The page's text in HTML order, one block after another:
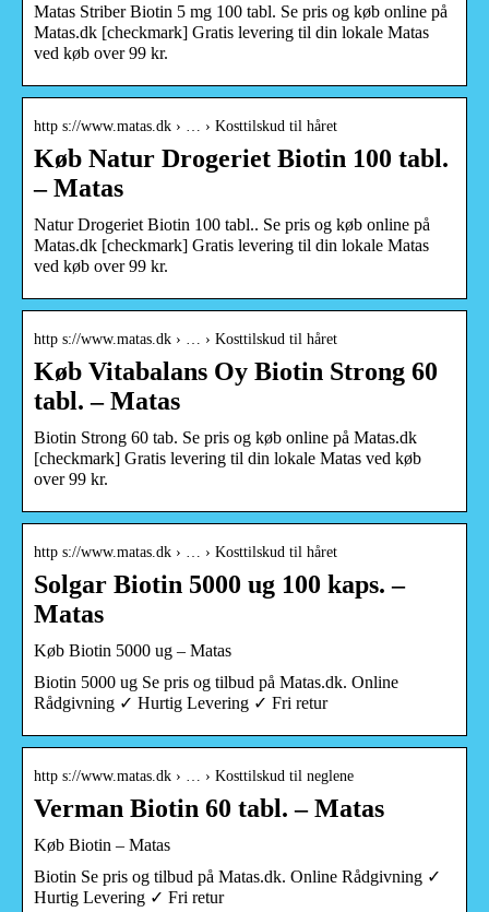
Matas Striber Biotin 5 mg 100 tabl. Se pris og køb online på
Matas.dk [checkmark] Gratis levering til din lokale Matas
ved køb over 99 kr.
http s://www.matas.dk › … › Kosttilskud til håret
Køb Natur Drogeriet Biotin 100 tabl.
– Matas
Natur Drogeriet Biotin 100 tabl.. Se pris og køb online på
Matas.dk [checkmark] Gratis levering til din lokale Matas
ved køb over 99 kr.
http s://www.matas.dk › … › Kosttilskud til håret
Køb Vitabalans Oy Biotin Strong 60
tabl. – Matas
Biotin Strong 60 tab. Se pris og køb online på Matas.dk
[checkmark] Gratis levering til din lokale Matas ved køb
over 99 kr.
http s://www.matas.dk › … › Kosttilskud til håret
Solgar Biotin 5000 ug 100 kaps. –
Matas
Køb Biotin 5000 ug – Matas
Biotin 5000 ug Se pris og tilbud på Matas.dk. Online
Rådgivning ✓ Hurtig Levering ✓ Fri retur
http s://www.matas.dk › … › Kosttilskud til neglene
Verman Biotin 60 tabl. – Matas
Køb Biotin – Matas
Biotin Se pris og tilbud på Matas.dk. Online Rådgivning ✓
Hurtig Levering ✓ Fri retur